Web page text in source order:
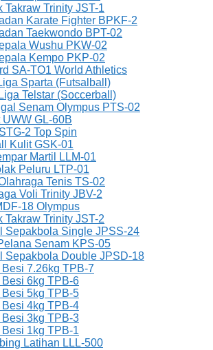
Takraw Trinity JST-1
Karate Fighter BPKF-2
Taekwondo BPT-02
Wushu PKW-02
Kempo PKP-02
SA-TO1 World Athletics
Sparta (Futsalball)
Telstar (Soccerball)
Senam Olympus PTS-02
UWW GL-60B
2 Top Spin
Kulit GSK-01
Martil LLM-01
Peluru LTP-01
Tenis TS-02
Voli Trinity JBV-2
18 Olympus
Takraw Trinity JST-2
Sepakbola Single JPSS-24
Senam KPS-05
Sepakbola Double JPSD-18
7.26kg TPB-7
6kg TPB-6
5kg TPB-5
4kg TPB-4
3kg TPB-3
1kg TPB-1
Latihan LLL-500